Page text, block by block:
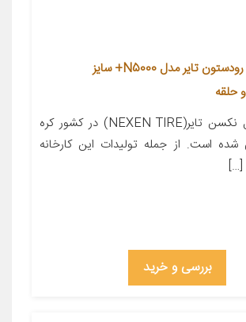
لاستیک خودرو رودستون تایر مدل N5000+ سایز
معرفی محصول نکسن تایر(NEXEN TIRE) در کشور کره
است. از جمله تولیدات این کارخانه
[…]
بررسی و خرید